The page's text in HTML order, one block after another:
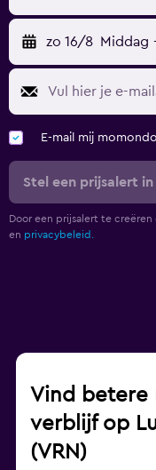
zo 16/8 Middag
E-mail mij
Stel een prijsalert in
Door een prijsalert te
en privacybeleid.
Vind betere
verblijf op
(VRN)